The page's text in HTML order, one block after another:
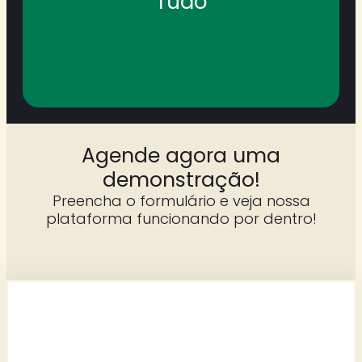
Agende agora uma
demonstração!
Preencha o formulário e veja nossa
plataforma funcionando por dentro!